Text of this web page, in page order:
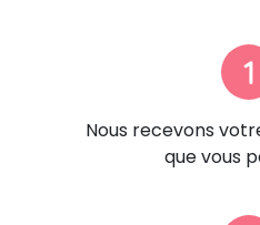
1
Nous recevons
que vous